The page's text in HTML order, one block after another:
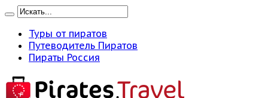
Туры от пиратов
Путеводитель Пиратов
Пираты Россия